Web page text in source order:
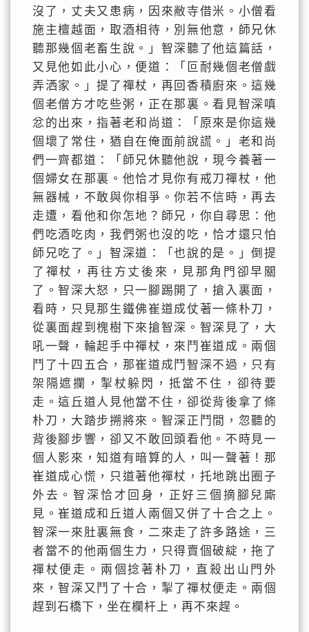
沒了，丈夫又患病，因來敝寺借米。小僧看
施主檀越面，取酒相待，別無他意，師兄休
聽那幾個老畜生說。」智深聽了他這篇話，
又見他如此小心，便道：「叵耐幾個老僧戲
弄洒家。」提了禪杖，再回香積廚來。這幾
個老僧方才吃些粥，正在那裏。看見智深嗔
忿的出來，指著老和尚道：「原來是你這幾
個壞了常住，猶自在俺面前說謊。」老和尚
們一齊都道：「師兄休聽他說，現今養著一
個婦女在那裏。他恰才見你有戒刀禪杖，他
無器械，不敢與你相爭。你若不信時，再去
走遭，看他和你怎地？師兄，你自尋思：他
們吃酒吃肉，我們粥也沒的吃，恰才還只怕
師兄吃了。」智深道：「也說的是。」倒提
了禪杖，再往方丈後來，見那角門卻早關
了。智深大怒，只一腳踢開了，搶入裏面，
看時，只見那生鐵佛崔道成仗著一條朴刀，
從裏面趕到槐樹下來搶智深。智深見了，大
吼一聲，輪起手中禪杖，來鬥崔道成。兩個
鬥了十四五合，那崔道成鬥智深不過，只有
架隔遮攔，掣杖躲閃，抵當不住，卻待要
走。這丘道人見他當不住，卻從背後拿了條
朴刀，大踏步搠將來。智深正鬥間，忽聽的
背後腳步響，卻又不敢回頭看他。不時見一
個人影來，知道有暗算的人，叫一聲著！那
崔道成心慌，只道著他禪杖，托地跳出圈子
外去。智深恰才回身，正好三個摘腳兒廝
見。崔道成和丘道人兩個又併了十合之上。
智深一來肚裏無食，二來走了許多路途，三
者當不的他兩個生力，只得賣個破綻，拖了
禪杖便走。兩個捻著朴刀，直殺出山門外
來，智深又鬥了十合，掣了禪杖便走。兩個
趕到石橋下，坐在欄杆上，再不來趕。